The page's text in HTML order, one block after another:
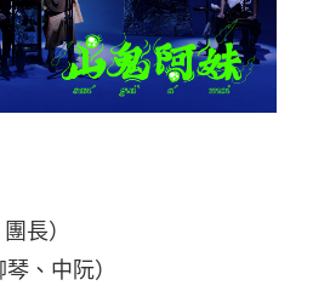
長）
、中阮）